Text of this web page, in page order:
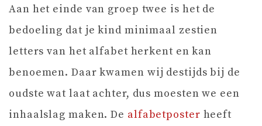
Aan het einde van groep twee is het de
bedoeling dat je kind minimaal zestien
letters van het alfabet herkent en kan
benoemen. Daar kwamen wij destijds bij de
oudste wat laat achter, dus moesten we een
inhaalslag maken. De alfabetposter heeft